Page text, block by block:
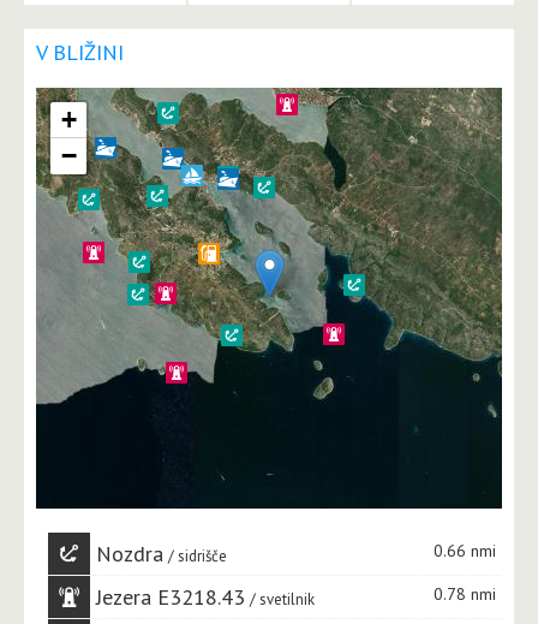
V BLIŽINI
+
−
Nozdra sidrišče 0.66 nmi
Jezera E3218.43 svetilnik 0.78 nmi